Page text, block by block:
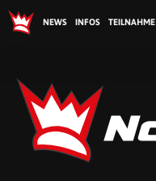
NEWS INFOS TEILNAHME